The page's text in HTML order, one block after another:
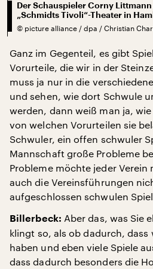
Der Schauspieler Corny
„Schmidts Tivoli“-Theater in
© picture alliance / dpa / Christian
Ganz im Gegenteil, es gibt
Vorurteile, die wir in der
muss ja nur in die
und sehen, wie dort Schwule
werden, dann weiß man ja,
von welchen Vorurteilen sie
Schwuler, ein offen schwuler
Mannschaft große Probleme
Probleme möchte jeder Verein
auch die Vereinsführungen
aufgeschlossen schwulen
Billerbeck: Aber das, was Sie
klingt so, als ob dadurch, dass
haben und eben viele Spiele
dass dadurch besonders die